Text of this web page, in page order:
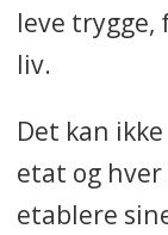
leve
liv.
Det kan
etat og
etablere